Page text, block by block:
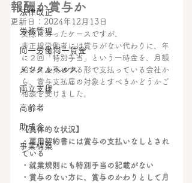
法律改正
労務管理
同一労働同一賃金
メンタルヘルス
両立支援
高齢者
助成金
事業構築
報酬か賞与か
更新日： 2024年12月13日
実際にあったケースですが、
非正規労働者には賞与がない代わりに、年
に２回「特別手当」という一時金を、月額
給与に上乗せする形で支払っている会社か
ら、賞与支払届の対象とすべきかどうかご
相談を受けました。
【具体的な状況】
・雇用契約書には賞与の支払いなしとされ
ている
・就業規則にも特別手当の記載がない
・賞与のない方に、賞与のかわりとして月